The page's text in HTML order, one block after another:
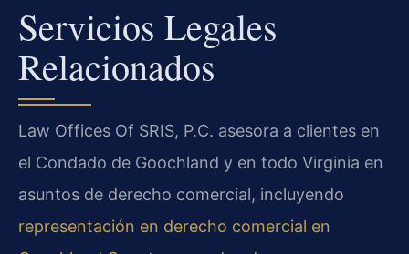
Servicios Legales
Relacionados
Law Offices Of SRIS, P.C. asesora a clientes en
el Condado de Goochland y en todo Virginia en
asuntos de derecho comercial, incluyendo
representación en derecho comercial en